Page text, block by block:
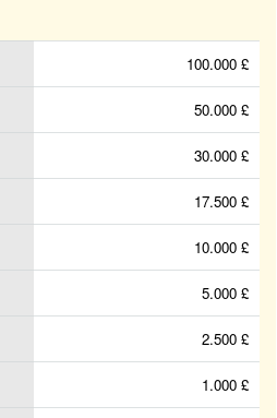
100.000 £
50.000 £
30.000 £
17.500 £
10.000 £
5.000 £
2.500 £
1.000 £